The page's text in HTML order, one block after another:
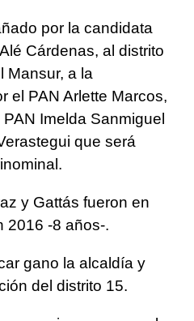
por la candidata
Cárdenas, al distrito
Mansur, a la
el PAN Arlette Marcos,
Imelda Sanmiguel
que será
y Gattás fueron en
2016 -8 años-.
gano la alcaldía y
del distrito 15.